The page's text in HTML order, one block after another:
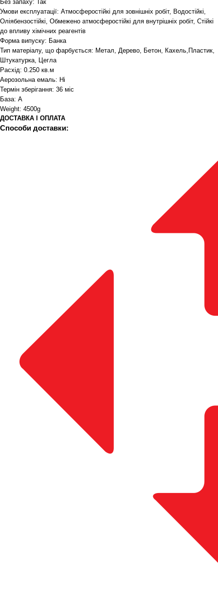
Без запаху: Так
Умови експлуатації: Атмосферостійкі для зовнішніх робіт, Водостійкі,
Оліябензостійкі, Обмежено атмосферостійкі для внутрішніх робіт, Стійкі
до впливу хімічних реагентів
Форма випуску: Банка
Тип матеріалу, що фарбується: Метал, Дерево, Бетон, Кахель,Пластик,
Штукатурка, Цегла
Расхід: 0.250 кв.м
Аерозольна емаль: Ні
Термін зберігання: 36 міс
База: А
Weight: 4500g
ДОСТАВКА І ОПЛАТА
Способи доставки: